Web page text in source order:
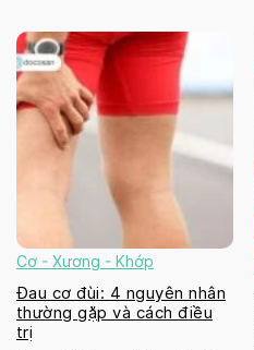
Cơ - Xương - Khớp
Đau cơ đùi: 4 nguyên nhân
thường gặp và cách điều
trị